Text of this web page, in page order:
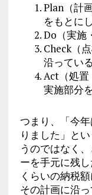
Plan（計
をもとに
Do（実施
Check（
沿ってい
Act（処置
実施部分
つまり、「今
りました」と
うのではなく
ーを手元に残
くらいの納税
その計画に沿